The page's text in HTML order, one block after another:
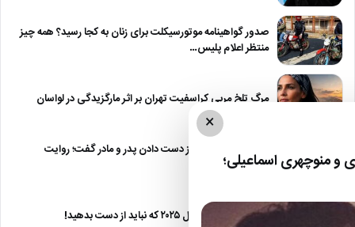
صدور گواهینامه موتورسیکلت برای زنان به کجا رسید؟ همه چیز
منتظر اعلام پلیس…
مرگ تلخ مربی کراسفیت تهران بر اثر مارگزیدگی در لواسان
حمید استیلی از غم از دست دادن پدر و مادر گفت؛ روایت
صریح…
معرفی ۶ مینی سریال ۲۰۲۵ که نباید از دست بدهید!
×
منوچهری اسماعیلی؛